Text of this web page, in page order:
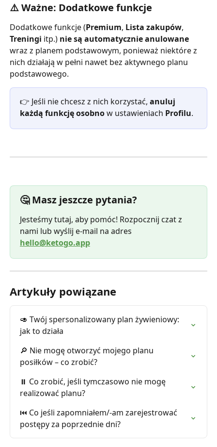
⚠️ Ważne: Dodatkowe funkcje
Dodatkowe funkcje (Premium, Lista zakupów,
Treningi itp.) nie są automatycznie anulowane
wraz z planem podstawowym, ponieważ niektóre z
nich działają w pełni nawet bez aktywnego planu
podstawowego.
👉 Jeśli nie chcesz z nich korzystać, anuluj
każdą funkcję osobno w ustawieniach Profilu.
🤔 Masz jeszcze pytania?
Jesteśmy tutaj, aby pomóc! Rozpocznij czat z
nami lub wyślij e-mail na adres
hello@ketogo.app
Artykuły powiązane
🥑 Twój spersonalizowany plan żywieniowy:
jak to działa
🔎 Nie mogę otworzyć mojego planu
posiłków – co zrobić?
⏸️ Co zrobić, jeśli tymczasowo nie mogę
realizować planu?
⏮️ Co jeśli zapomniałem/-am zarejestrować
postępy za poprzednie dni?